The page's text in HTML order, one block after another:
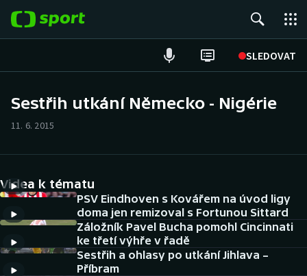
SLEDOVAT
Hokej
Tenis
Atletika
Cyklistika
DALŠÍ SPORTY
Sestřih utkání Německo - Nigérie
11. 6. 2015
Videa k tématu
PSV Eindhoven s Kovářem na úvod ligy
doma jen remizoval s Fortunou Sittard
Záložník Pavel Bucha pomohl Cincinnati
ke třetí výhře v řadě
Sestřih a ohlasy po utkání Jihlava –
Příbram